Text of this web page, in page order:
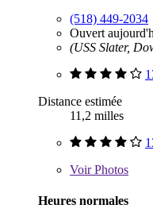
(518) 449-2034
Ouvert
(USS Slater,
Distance estimée
11,2 milles
VoirPhotos
Heures normales